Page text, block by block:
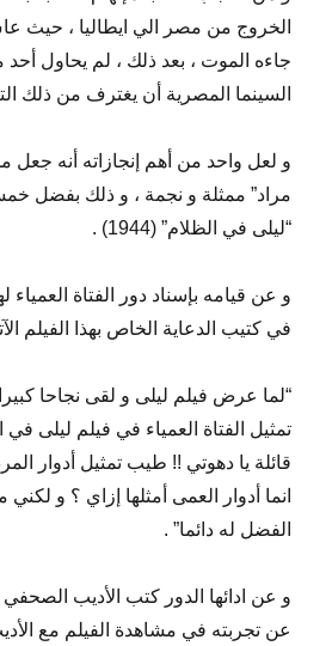
الخروج من مصر الي ايطاليا ، حيث
جاءه الموت ، بعد ذلك ، لم يحاول
السينما المصرية أن يغترف من ذلك
و لعل واحد من أهم إنجازاته أنه جعل
مراد” ممثلة و نجمة ، و ذلك بفضل
“ليلى في الظلام” (1944) .
و عن قيامه بإسناد دور الفتاة العمياء
في كتيب الدعاية الخاص بهذا الفيلم
“لما عرض فيلم ليلى و لقى نجاحا
تمثيل الفتاة العمياء في فيلم ليلى
قائلة يا دهوتي !! طيب تمثيل أدوار
انما أدوار العمى أمثلها إزاي ؟ و
الفضل له دائما” .
و عن ادائها الدور كتب الأديب
عن تجربته في مشاهدة الفيلم مع